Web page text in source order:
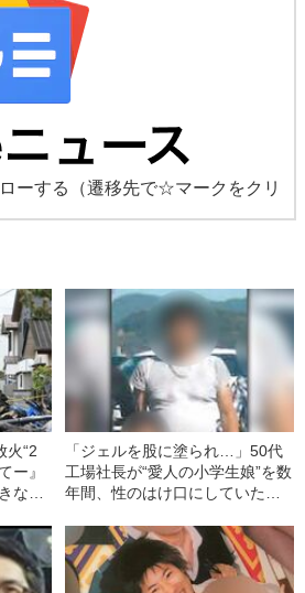
ーする
（遷移先で☆マークをクリ
火“2
ー』
なが
った
「ジェルを股に塗られ…」50代
工場社長が“愛人の小学生娘”を数
年間、性のはけ口にしていた卑
性交》